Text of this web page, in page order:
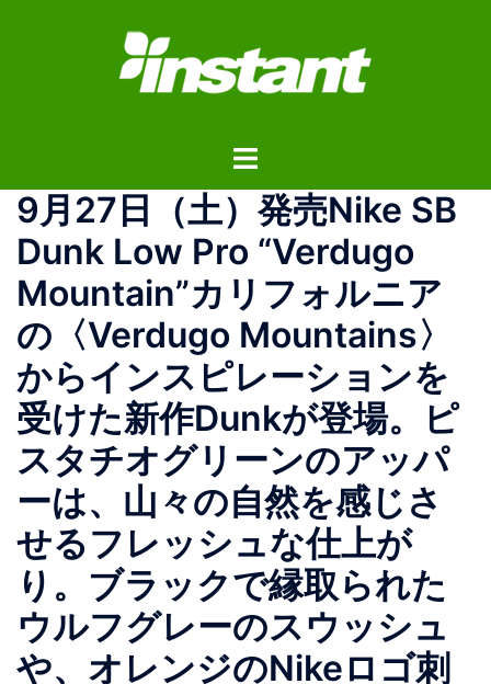
ス
ト
ル
ニ
ュ
ー
9月27日（土）発売Nike SB
Dunk Low Pro “Verdugo
Mountain”カリフォルニア
の〈Verdugo Mountains〉
からインスピレーションを
受けた新作Dunkが登場。ピ
スタチオグリーンのアッパ
ーは、山々の自然を感じさ
せるフレッシュな仕上が
り。ブラックで縁取られた
ウルフグレーのスウッシュ
や、オレンジのNikeロゴ刺